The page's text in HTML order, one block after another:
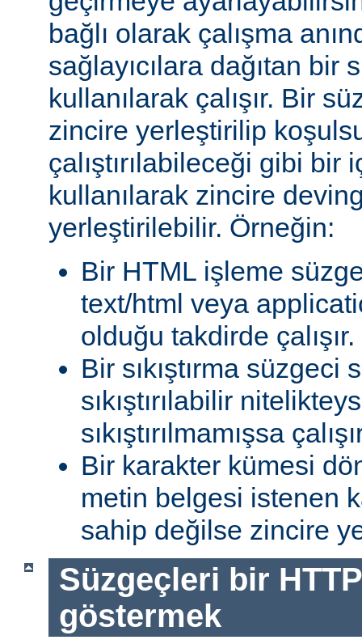
bağlı olarak çalışma
sağlayıcılara dağıtan bir
kullanılarak çalışır. Bir
zincire yerleştirilip
çalıştırılabileceği gibi bir
kullanılarak zincire
yerleştirilebilir. Örneğin:
Bir HTML işleme
text/html veya
olduğu takdirde çalışır.
Bir sıkıştırma süzgeci
sıkıştırılabilir
sıkıştırılmamışsa
Bir karakter kümesi
metin belgesi istenen
sahip değilse zincire
Süzgeçleri bir
göstermek